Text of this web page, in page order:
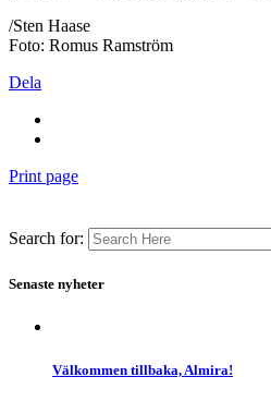
/Sten Haase
Foto: Romus Ramström
Dela
Print page
Search for:
Senaste nyheter
Välkommen tillbaka, Almira!